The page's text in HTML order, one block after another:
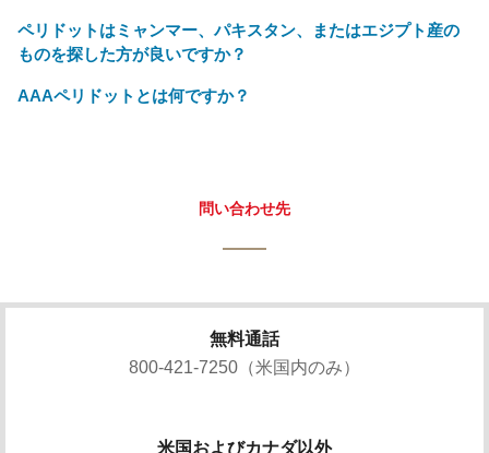
ペリドットはミャンマー、パキスタン、またはエジプト産の
ものを探した方が良いですか？
AAAペリドットとは何ですか？
問い合わせ先
無料通話
800-421-7250（米国内のみ）
米国およびカナダ以外